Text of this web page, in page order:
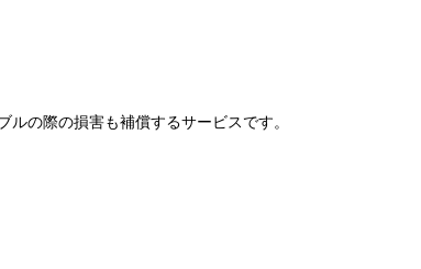
の際の損害も補償するサービスです。